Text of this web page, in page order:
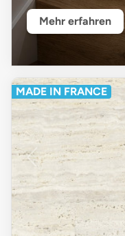
Mehr erfahren
MADE IN FRANCE